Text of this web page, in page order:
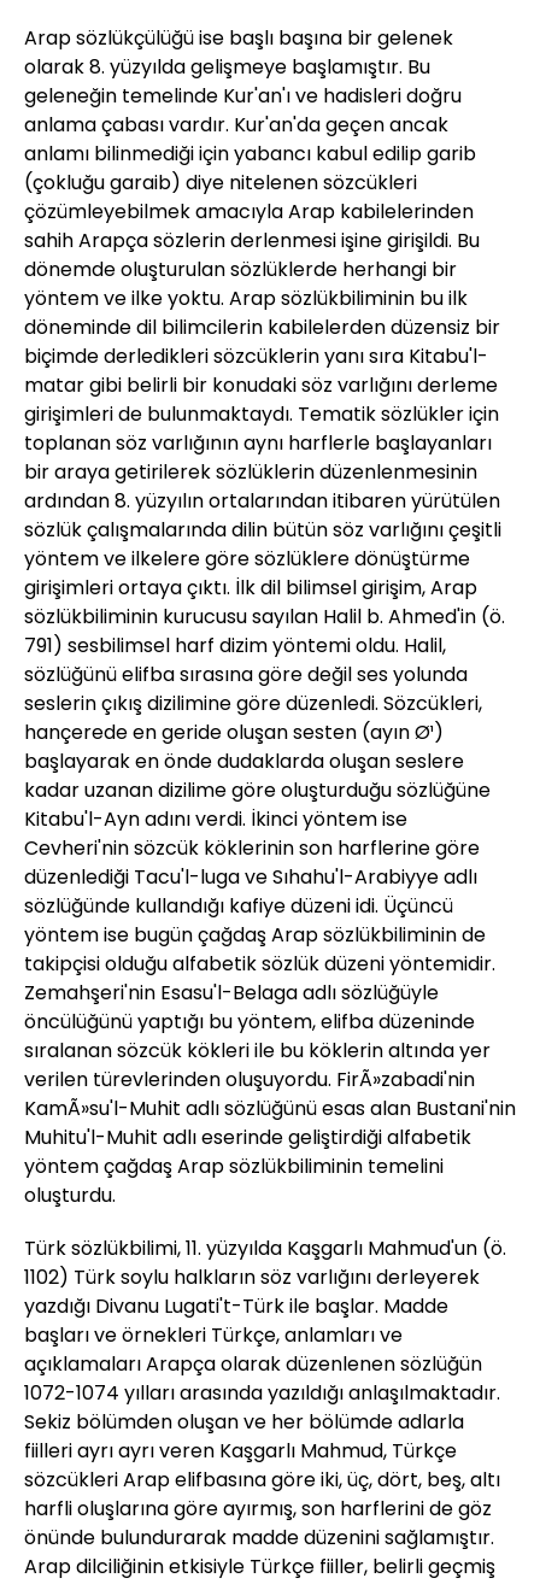
Arap sözlükçülüğü ise başlı başına bir gelenek
olarak 8. yüzyılda gelişmeye başlamıştır. Bu
geleneğin temelinde Kur'an'ı ve hadisleri doğru
anlama çabası vardır. Kur'an'da geçen ancak
anlamı bilinmediği için yabancı kabul edilip garib
(çokluğu garaib) diye nitelenen sözcükleri
çözümleyebilmek amacıyla Arap kabilelerinden
sahih Arapça sözlerin derlenmesi işine girişildi. Bu
dönemde oluşturulan sözlüklerde herhangi bir
yöntem ve ilke yoktu. Arap sözlükbiliminin bu ilk
döneminde dil bilimcilerin kabilelerden düzensiz bir
biçimde derledikleri sözcüklerin yanı sıra Kitabu'l-
matar gibi belirli bir konudaki söz varlığını derleme
girişimleri de bulunmaktaydı. Tematik sözlükler için
toplanan söz varlığının aynı harflerle başlayanları
bir araya getirilerek sözlüklerin düzenlenmesinin
ardından 8. yüzyılın ortalarından itibaren yürütülen
sözlük çalışmalarında dilin bütün söz varlığını çeşitli
yöntem ve ilkelere göre sözlüklere dönüştürme
girişimleri ortaya çıktı. İlk dil bilimsel girişim, Arap
sözlükbiliminin kurucusu sayılan Halil b. Ahmed'in (ö.
791) sesbilimsel harf dizim yöntemi oldu. Halil,
sözlüğünü elifba sırasına göre değil ses yolunda
seslerin çıkış dizilimine göre düzenledi. Sözcükleri,
hançerede en geride oluşan sesten (ayın Ø¹)
başlayarak en önde dudaklarda oluşan seslere
kadar uzanan dizilime göre oluşturduğu sözlüğüne
Kitabu'l-Ayn adını verdi. İkinci yöntem ise
Cevheri'nin sözcük köklerinin son harflerine göre
düzenlediği Tacu'l-luga ve Sıhahu'l-Arabiyye adlı
sözlüğünde kullandığı kafiye düzeni idi. Üçüncü
yöntem ise bugün çağdaş Arap sözlükbiliminin de
takipçisi olduğu alfabetik sözlük düzeni yöntemidir.
Zemahşeri'nin Esasu'l-Belaga adlı sözlüğüyle
öncülüğünü yaptığı bu yöntem, elifba düzeninde
sıralanan sözcük kökleri ile bu köklerin altında yer
verilen türevlerinden oluşuyordu. FirÃ»zabadi'nin
KamÃ»su'l-Muhit adlı sözlüğünü esas alan Bustani'nin
Muhitu'l-Muhit adlı eserinde geliştirdiği alfabetik
yöntem çağdaş Arap sözlükbiliminin temelini
oluşturdu.
Türk sözlükbilimi, 11. yüzyılda Kaşgarlı Mahmud'un (ö.
1102) Türk soylu halkların söz varlığını derleyerek
yazdığı Divanu Lugati't-Türk ile başlar. Madde
başları ve örnekleri Türkçe, anlamları ve
açıklamaları Arapça olarak düzenlenen sözlüğün
1072-1074 yılları arasında yazıldığı anlaşılmaktadır.
Sekiz bölümden oluşan ve her bölümde adlarla
fiilleri ayrı ayrı veren Kaşgarlı Mahmud, Türkçe
sözcükleri Arap elifbasına göre iki, üç, dört, beş, altı
harfli oluşlarına göre ayırmış, son harflerini de göz
önünde bulundurarak madde düzenini sağlamıştır.
Arap dilciliğinin etkisiyle Türkçe fiiller, belirli geçmiş